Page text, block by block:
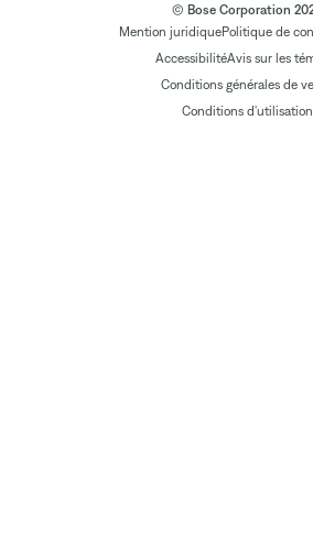
© Bose Corporation
Mention juridiquePolitique de
AccessibilitéAvis sur les
Conditions générales de
Conditions d'utilisation